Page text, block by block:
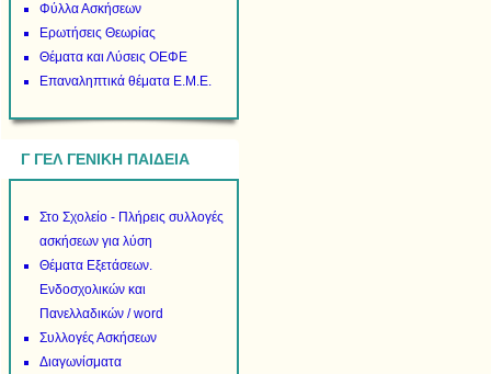
Φύλλα Ασκήσεων
Ερωτήσεις Θεωρίας
Θέματα και Λύσεις ΟΕΦΕ
Επαναληπτικά θέματα Ε.Μ.Ε.
Γ ΓΕΛ ΓΕΝΙΚΗ ΠΑΙΔΕΙΑ
Στο Σχολείο - Πλήρεις συλλογές
ασκήσεων για λύση
Θέματα Εξετάσεων.
Ενδοσχολικών και
Πανελλαδικών / word
Συλλογές Ασκήσεων
Διαγωνίσματα